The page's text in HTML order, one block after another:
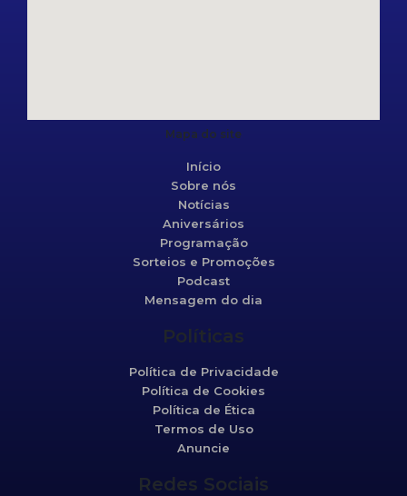
Mapa do site
Início
Sobre nós
Notícias
Aniversários
Programação
Sorteios e Promoções
Podcast
Mensagem do dia
Políticas
Política de Privacidade
Política de Cookies
Política de Ética
Termos de Uso
Anuncie
Redes Sociais